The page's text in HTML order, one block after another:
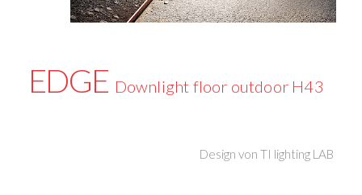
EDGE Downlight floor outdoor H43
Design vonTI lighting LAB